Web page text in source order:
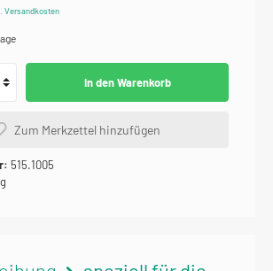
Versandkosten
In den Warenkorb
Zum Merkzettel hinzufügen
515.1005